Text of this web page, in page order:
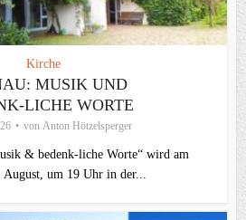
Kirche
MUSIK UND
LICHE WORTE
von Anton Hötzelsperger
& bedenk-liche Worte“ wird am
August, um 19 Uhr in der...